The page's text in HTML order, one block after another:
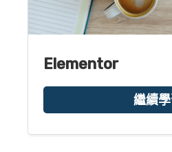
Elementor
繼續